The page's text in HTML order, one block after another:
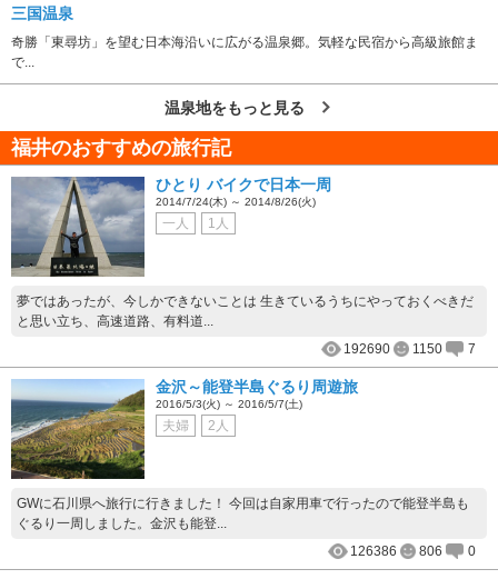
三国温泉
奇勝「東尋坊」を望む日本海沿いに広がる温泉郷。気軽な民宿から高級旅館ま
で...
温泉地をもっと見る
福井のおすすめの旅行記
ひとり バイクで日本一周
2014/7/24(木) ～ 2014/8/26(火)
一人 1人
夢ではあったが、今しかできないことは 生きているうちにやっておくべきだ
と思い立ち、高速道路、有料道...
192690
1150 7
金沢～能登半島ぐるり周遊旅
2016/5/3(火) ～ 2016/5/7(土)
夫婦 2人
GWに石川県へ旅行に行きました！ 今回は自家用車で行ったので能登半島も
ぐるり一周しました。金沢も能登...
126386
806 0